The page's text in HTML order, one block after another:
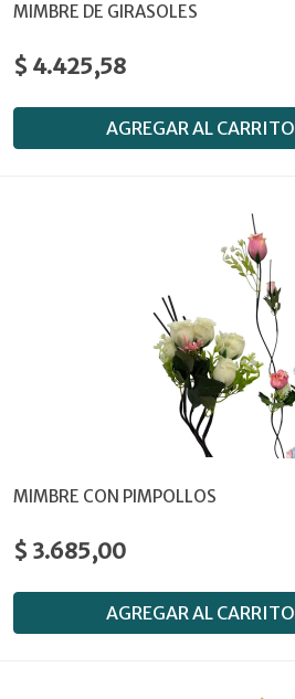
MIMBRE DE GIRASOLES
$ 4.425,58
AGREGAR AL CARRITO
MIMBRE CON PIMPOLLOS
$ 3.685,00
AGREGAR AL CARRITO